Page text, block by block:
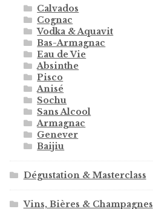
Calvados
Cognac
Vodka & Aquavit
Bas-Armagnac
Eau de Vie
Absinthe
Pisco
Anisé
Sochu
Sans Alcool
Armagnac
Genever
Baijiu
Dégustation & Masterclass
Vins, Bières & Champagnes